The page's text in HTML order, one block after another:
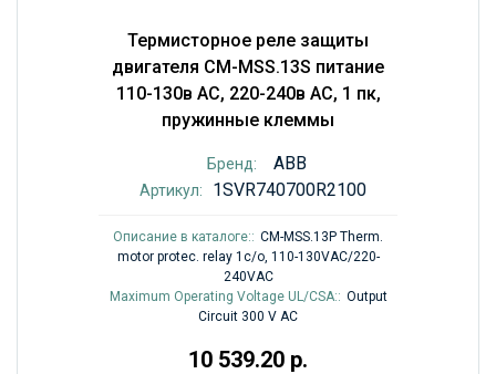
Термисторное реле защиты
двигателя CM-MSS.13S питание
110-130в AC, 220-240в AC, 1 пк,
пружинные клеммы
Бренд: ABB
Артикул: 1SVR740700R2100
Описание в каталоге:: CM-MSS.13P Therm.
motor protec. relay 1c/o, 110-130VAC/220-
240VAC
Maximum Operating Voltage UL/CSA:: Output
Circuit 300 V AC
10 539.20 р.